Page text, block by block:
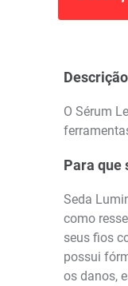
O Sérum
Para que
Seda
como
seus fios
possui
os danos,